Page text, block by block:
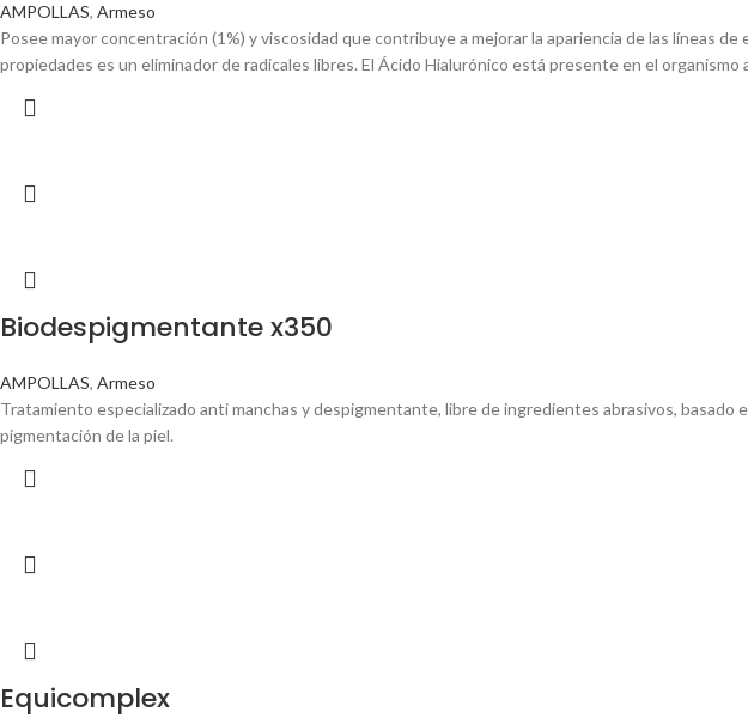
AMPOLLAS, Armeso
Posee mayor concentración (1%) y viscosidad que contribuye a mejorar la apariencia de las líneas
propiedades es un eliminador de radicales libres. El Ácido Hialurónico está presente en el
Biodespigmentante x350
AMPOLLAS, Armeso
Tratamiento especializado anti manchas y despigmentante, libre de ingredientes abrasivos,
pigmentación de la piel.
Equicomplex